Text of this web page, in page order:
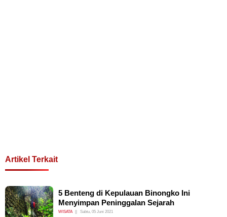
Artikel Terkait
5 Benteng di Kepulauan Binongko Ini
Menyimpan Peninggalan Sejarah
WISATA Sabtu, 05 Juni 2021